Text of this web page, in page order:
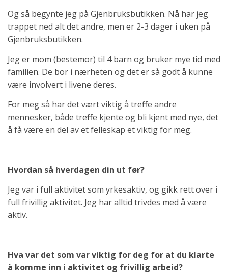
Og så begynte jeg på Gjenbruksbutikken. Nå har jeg
trappet ned alt det andre, men er 2-3 dager i uken på
Gjenbruksbutikken.
Jeg er mom (bestemor) til 4 barn og bruker mye tid med
familien. De bor i nærheten og det er så godt å kunne
være involvert i livene deres.
For meg så har det vært viktig å treffe andre
mennesker, både treffe kjente og bli kjent med nye, det
å få være en del av et felleskap et viktig for meg.
Hvordan så hverdagen din ut før?
Jeg var i full aktivitet som yrkesaktiv, og gikk rett over i
full frivillig aktivitet. Jeg har alltid trivdes med å være
aktiv.
Hva var det som var viktig for deg for at du klarte
å komme inn i aktivitet og frivillig arbeid?